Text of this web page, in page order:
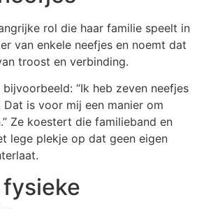
rol die haar familie speelt in
van enkele neefjes en noemt dat
troost en verbinding.
“Ik heb zeven neefjes
is voor mij een manier om
Ze koestert die familieband en
lege plekje op dat geen eigen